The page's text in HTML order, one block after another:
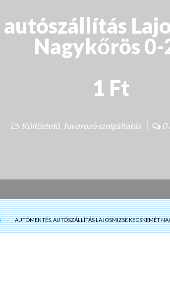
Nagykőrös 0-
1 Ft
Költöztető, fuvarozó szolgáltatás 0
AUTÓMENTÉS, AUTÓSZÁLLÍTÁS LAJOSMIZSE KECSKEMÉT